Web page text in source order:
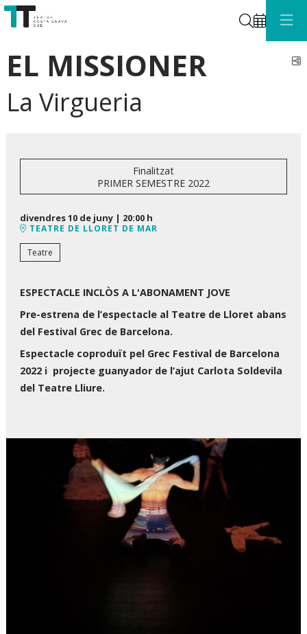
Cerca
EL MISSIONER
La Virgueria
Finalitzat
PRIMER SEMESTRE 2022
divendres 10 de juny | 20:00 h
TEATRE DE LLORET DE MAR
Teatre
ESPECTACLE INCLÒS A L'ABONAMENT JOVE
Pre-estrena de l’espectacle al Teatre de Lloret abans
del Festival Grec de Barcelona.
Espectacle coproduït pel Grec Festival de Barcelona
2022 i projecte guanyador de l’ajut Carlota Soldevila
del Teatre Lliure.